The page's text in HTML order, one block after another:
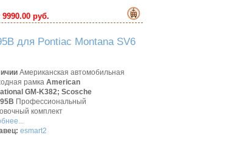
9990.00 руб.
для Pontiac Montana SV6
Американская автомобильная
рамка American
GM-K382; Scosche
Профессиональный
комплект
esmart2